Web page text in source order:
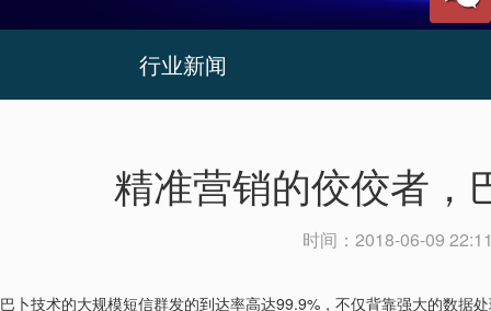
行业新闻
精准营销的佼佼者，
时间： 2018-06-09
巴卜技术的大规模短信群发的到达率高达99.9% ，不仅背靠强大的数据